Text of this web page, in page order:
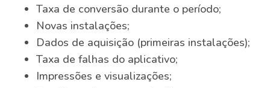
Taxa de conversão durante o período;
Novas instalações;
Dados de aquisição (primeiras instalações);
Taxa de falhas do aplicativo;
Impressões e visualizações;